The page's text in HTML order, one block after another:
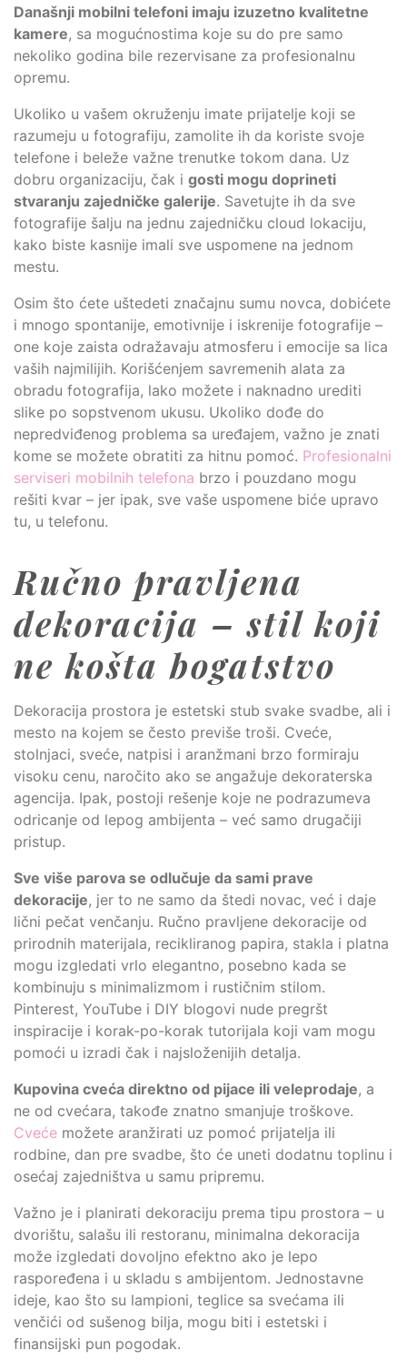
Današnji mobilni telefoni imaju izuzetno kvalitetne
kamere, sa mogućnostima koje su do pre samo
nekoliko godina bile rezervisane za profesionalnu
opremu.
Ukoliko u vašem okruženju imate prijatelje koji se
razumeju u fotografiju, zamolite ih da koriste svoje
telefone i beleže važne trenutke tokom dana. Uz
dobru organizaciju, čak i gosti mogu doprineti
stvaranju zajedničke galerije. Savetujte ih da sve
fotografije šalju na jednu zajedničku cloud lokaciju,
kako biste kasnije imali sve uspomene na jednom
mestu.
Osim što ćete uštedeti značajnu sumu novca, dobićete
i mnogo spontanije, emotivnije i iskrenije fotografije –
one koje zaista odražavaju atmosferu i emocije sa lica
vaših najmilijih. Korišćenjem savremenih alata za
obradu fotografija, lako možete i naknadno urediti
slike po sopstvenom ukusu. Ukoliko dođe do
nepredviđenog problema sa uređajem, važno je znati
kome se možete obratiti za hitnu pomoć. Profesionalni
serviseri mobilnih telefona brzo i pouzdano mogu
rešiti kvar – jer ipak, sve vaše uspomene biće upravo
tu, u telefonu.
Ručno pravljena
dekoracija – stil koji
ne košta bogatstvo
Dekoracija prostora je estetski stub svake svadbe, ali i
mesto na kojem se često previše troši. Cveće,
stolnjaci, sveće, natpisi i aranžmani brzo formiraju
visoku cenu, naročito ako se angažuje dekoraterska
agencija. Ipak, postoji rešenje koje ne podrazumeva
odricanje od lepog ambijenta – već samo drugačiji
pristup.
Sve više parova se odlučuje da sami prave
dekoracije, jer to ne samo da štedi novac, već i daje
lični pečat venčanju. Ručno pravljene dekoracije od
prirodnih materijala, recikliranog papira, stakla i platna
mogu izgledati vrlo elegantno, posebno kada se
kombinuju s minimalizmom i rustičnim stilom.
Pinterest, YouTube i DIY blogovi nude pregršt
inspiracije i korak-po-korak tutorijala koji vam mogu
pomoći u izradi čak i najsloženijih detalja.
Kupovina cveća direktno od pijace ili veleprodaje, a
ne od cvećara, takođe znatno smanjuje troškove.
Cveće možete aranžirati uz pomoć prijatelja ili
rodbine, dan pre svadbe, što će uneti dodatnu toplinu i
osećaj zajedništva u samu pripremu.
Važno je i planirati dekoraciju prema tipu prostora – u
dvorištu, salašu ili restoranu, minimalna dekoracija
može izgledati dovoljno efektno ako je lepo
raspoređena i u skladu s ambijentom. Jednostavne
ideje, kao što su lampioni, teglice sa svećama ili
venčići od sušenog bilja, mogu biti i estetski i
finansijski pun pogodak.